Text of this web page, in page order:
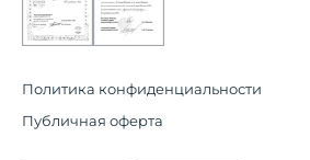
Политика конфиденциальности
Публичная оферта